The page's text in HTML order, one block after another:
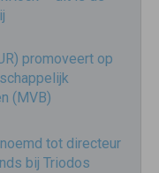
promoveert op
(MVB)
tot directeur
bij Triodos